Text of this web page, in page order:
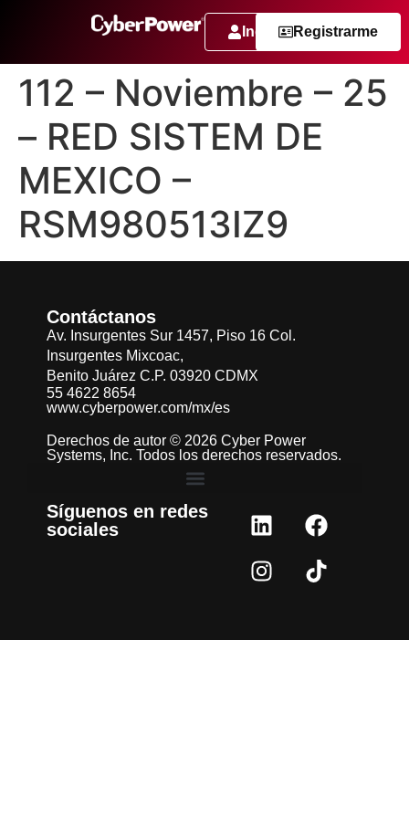
IngresarRegistrarme
112 – Noviembre – 25
– RED SISTEM DE
MEXICO –
RSM980513IZ9
Contáctanos
Av. Insurgentes Sur 1457, Piso 16 Col.
Insurgentes Mixcoac,
Benito Juárez C.P. 03920 CDMX
55 4622 8654
www.cyberpower.com/mx/es
Derechos de autor © 2026 Cyber Power
Systems, Inc. Todos los derechos reservados.
Síguenos en redes
sociales